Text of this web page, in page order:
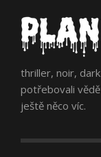
thriller, noir,
potřebovali
ještě něco víc.